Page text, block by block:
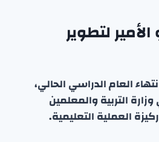
لتطوير
العام الدراسي الحالي،
التربية والمعلمين
العملية التعليمية.